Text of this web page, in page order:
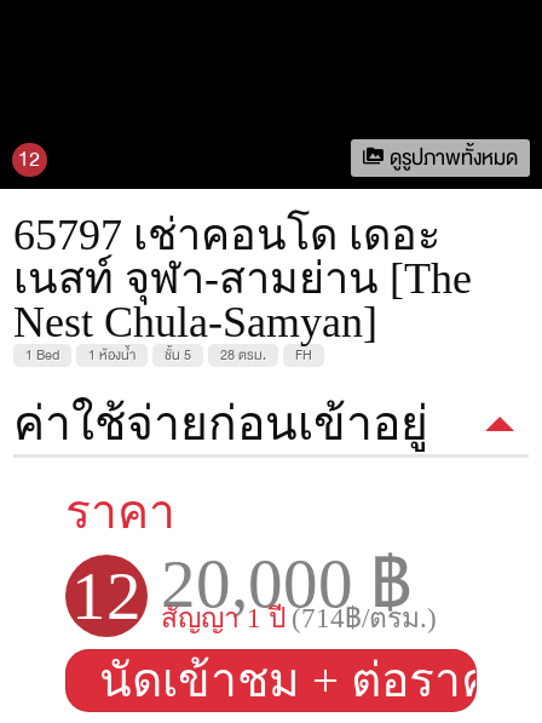
12 ดูรูปภาพทั้งหมด
65797 เช่าคอนโด เดอะ
เนสท์ จุฬา-สามย่าน [The
Nest Chula-Samyan]
1 Bed 1 ห้องน้ำ ชั้น 5 28 ตรม. FH
ค่าใช้จ่ายก่อนเข้าอยู่
ราคา
12 20,000 ฿
สัญญา 1 ปี (714฿/ตรม.)
นัดเข้าชม + ต่อราคา